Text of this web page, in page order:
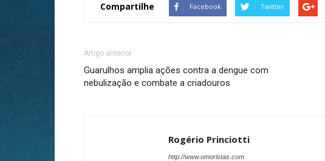
Compartilhe Facebook Twitter
Artigo anterior
Guarulhos amplia ações contra a dengue com
nebulização e combate a criadouros
Rogério Princiotti
http://www.omoristas.com